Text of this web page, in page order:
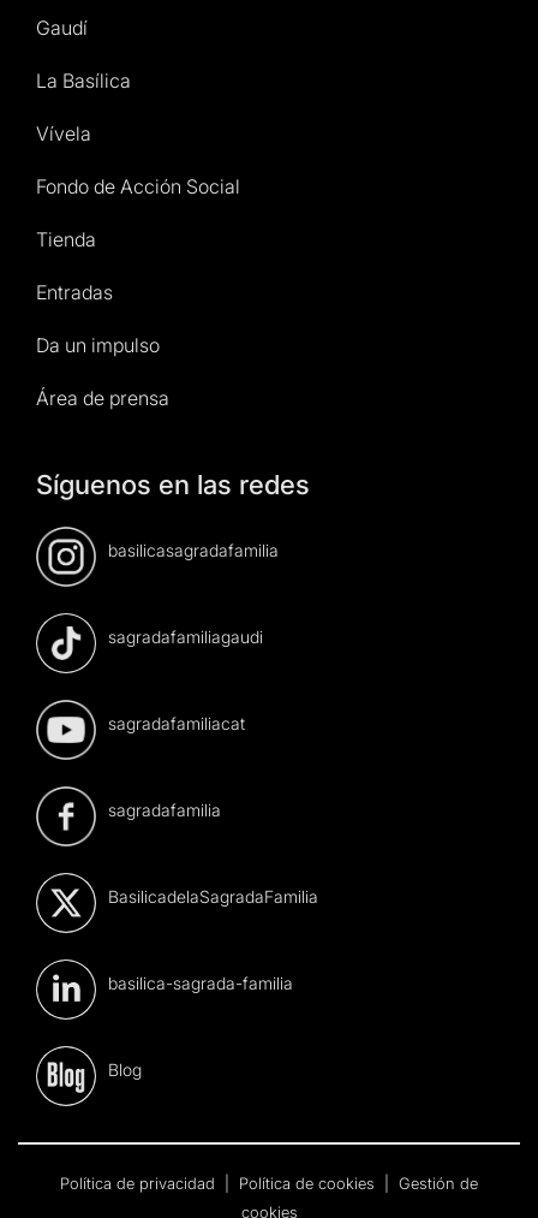
Gaudí
La Basílica
Vívela
Fondo de Acción Social
Tienda
Entradas
Da un impulso
Área de prensa
Síguenos en las redes
basilicasagradafamilia
sagradafamiliagaudi
sagradafamiliacat
sagradafamilia
BasilicadelaSagradaFamilia
basilica-sagrada-familia
Blog
Política de privacidad Política de cookies
Gestión de
cookies